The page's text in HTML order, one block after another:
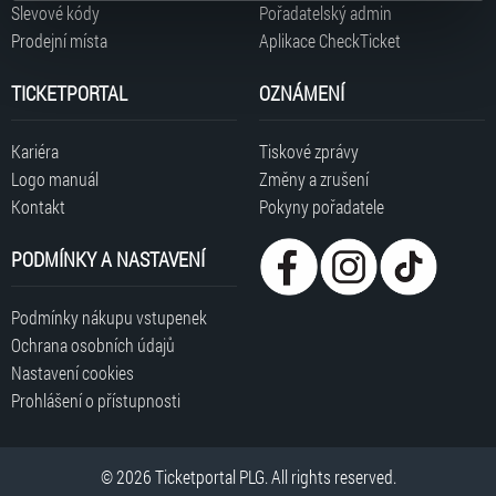
typy cookies používáme, naleznete níže. Možnosti
zpracování upravíte zaškrtnutím příslušné varianty. Svoji
„Cookies a jejich nastavení“.
Slevové kódy
Prodejní místa
Pořadatelský admin
Aplikace CheckTicket
TICKETPORTAL
Kariéra
Logo manuál
Kontakt
OZNÁMENÍ
Tiskové zprávy
Změny a zrušení
Pokyny pořadatele
PODMÍNKY A NASTAVENÍ
Podmínky nákupu vstupenek
Ochrana osobních údajů
Nastavení cookies
Prohlášení o přístupnosti
© 2026 Ticketportal PLG. All rights reserved.